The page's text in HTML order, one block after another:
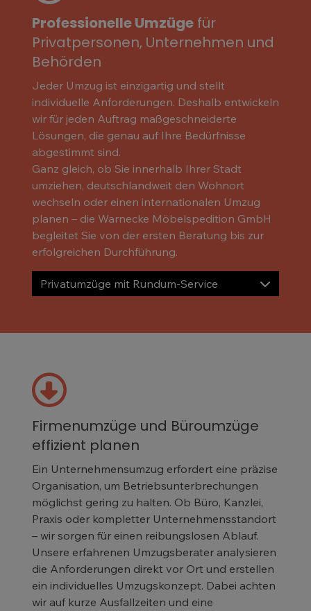
Professionelle Umzüge für
Privatpersonen, Unternehmen und
Behörden
Jeder Umzug ist einzigartig und stellt
individuelle Anforderungen. Deshalb entwickeln
wir für jeden Auftrag maßgeschneiderte
Lösungen, die genau auf Ihre Bedürfnisse
abgestimmt sind.
Ganz gleich, ob Sie innerhalb Ihrer Stadt
umziehen, deutschlandweit den Wohnort
wechseln oder einen internationalen Umzug
planen – die Warnecke Möbelspedition GmbH
begleitet Sie von der ersten Beratung bis zur
erfolgreichen Durchführung.
Privatumzüge mit Rundum-Service
Firmenumzüge und Büroumzüge
effizient planen
Ein Unternehmensumzug erfordert eine präzise
Organisation, um Betriebsunterbrechungen
möglichst gering zu halten. Ob Büro, Kanzlei,
Praxis oder kompletter Unternehmensstandort
– wir sorgen für einen reibungslosen Ablauf.
Unsere erfahrenen Umzugsberater analysieren
die Anforderungen direkt vor Ort und erstellen
ein individuelles Umzugskonzept. Dabei achten
wir auf kurze Ausfallzeiten und eine